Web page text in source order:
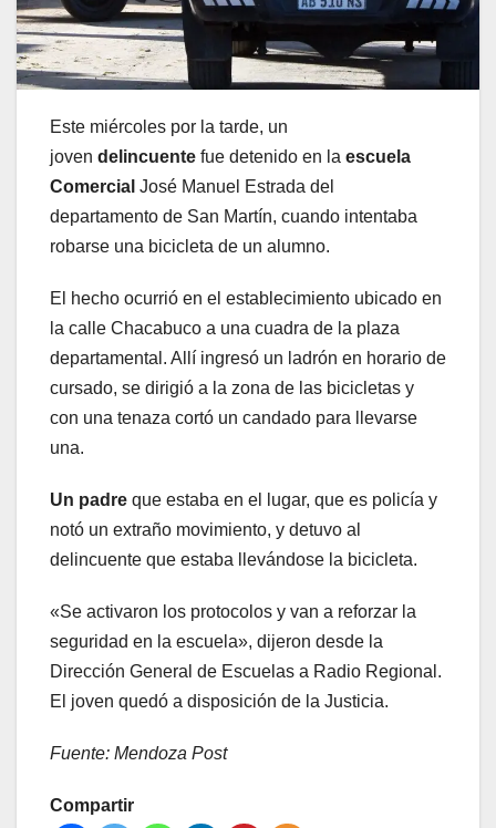
Este miércoles por la tarde, un
joven delincuente fue detenido en la escuela
Comercial José Manuel Estrada del
departamento de San Martín, cuando intentaba
robarse una bicicleta de un alumno.
El hecho ocurrió en el establecimiento ubicado en
la calle Chacabuco a una cuadra de la plaza
departamental. Allí ingresó un ladrón en horario de
cursado, se dirigió a la zona de las bicicletas y
con una tenaza cortó un candado para llevarse
una.
Un padre que estaba en el lugar, que es policía y
notó un extraño movimiento, y detuvo al
delincuente que estaba llevándose la bicicleta.
«Se activaron los protocolos y van a reforzar la
seguridad en la escuela», dijeron desde la
Dirección General de Escuelas a Radio Regional.
El joven quedó a disposición de la Justicia.
Fuente: Mendoza Post
Compartir